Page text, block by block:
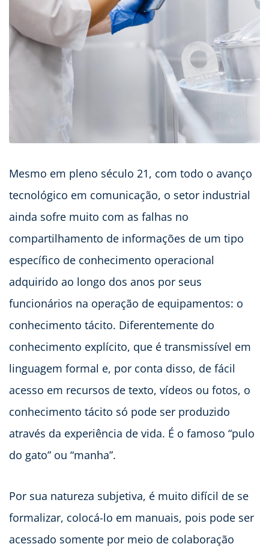
Mesmo em pleno século 21, com todo o avanço
tecnológico em comunicação, o setor industrial
ainda sofre muito com as falhas no
compartilhamento de informações de um tipo
específico de conhecimento operacional
adquirido ao longo dos anos por seus
funcionários na operação de equipamentos: o
conhecimento tácito. Diferentemente do
conhecimento explícito, que é transmissível em
linguagem formal e, por conta disso, de fácil
acesso em recursos de texto, vídeos ou fotos, o
conhecimento tácito só pode ser produzido
através da experiência de vida. É o famoso “pulo
do gato” ou “manha”.
Por sua natureza subjetiva, é muito difícil de se
formalizar, colocá-lo em manuais, pois pode ser
acessado somente por meio de colaboração